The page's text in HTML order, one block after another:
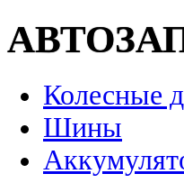
Колесные
Шины